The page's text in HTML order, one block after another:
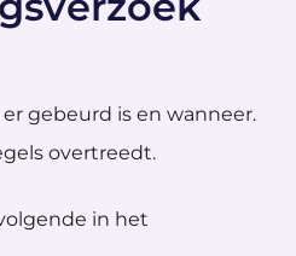
gebeurd is en wanneer.
overtreedt.
in het